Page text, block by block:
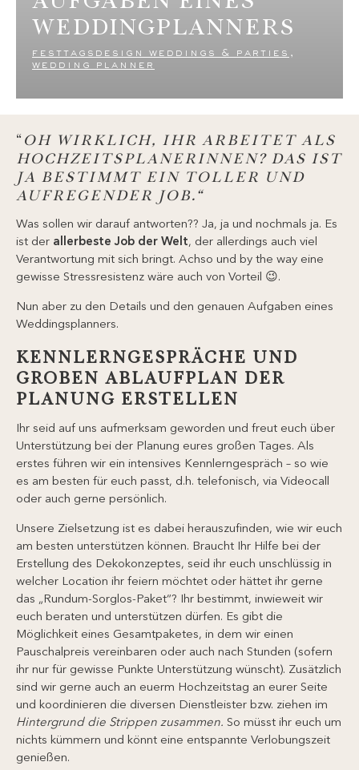
WEDDINGPLANNERS
festtagsdesign weddings & parties
,
wedding planner
“ OH WIRKLICH, IHR ARBEITET ALS
HOCHZEITSPLANERINNEN? DAS IST
JA BESTIMMT EIN TOLLER UND
AUFREGENDER JOB.“
Was sollen wir darauf antworten?? Ja, ja und nochmals ja. Es
ist der allerbeste Job der Welt, der allerdings auch viel
Verantwortung mit sich bringt. Achso und by the way eine
gewisse Stressresistenz wäre auch von Vorteil 😉.
Nun aber zu den Details und den genauen Aufgaben eines
Weddingsplanners.
KENNLERNGESPRÄCHE UND
GROBEN ABLAUFPLAN DER
PLANUNG ERSTELLEN
Ihr seid auf uns aufmerksam geworden und freut euch über
Unterstützung bei der Planung eures großen Tages. Als
erstes führen wir ein intensives Kennlerngespräch – so wie
es am besten für euch passt, d.h. telefonisch, via Videocall
oder auch gerne persönlich.
Unsere Zielsetzung ist es dabei herauszufinden, wie wir euch
am besten unterstützen können. Braucht Ihr Hilfe bei der
Erstellung des Dekokonzeptes, seid ihr euch unschlüssig in
welcher Location ihr feiern möchtet oder hättet ihr gerne
das „Rundum-Sorglos-Paket“? Ihr bestimmt, inwieweit wir
euch beraten und unterstützen dürfen. Es gibt die
Möglichkeit eines Gesamtpaketes, in dem wir einen
Pauschalpreis vereinbaren oder auch nach Stunden (sofern
ihr nur für gewisse Punkte Unterstützung wünscht). Zusätzlich
sind wir gerne auch an euerm Hochzeitstag an eurer Seite
und koordinieren die diversen Dienstleister bzw. ziehen im
Hintergrund die Strippen zusammen. So müsst ihr euch um
nichts kümmern und könnt eine entspannte Verlobungszeit
genießen.